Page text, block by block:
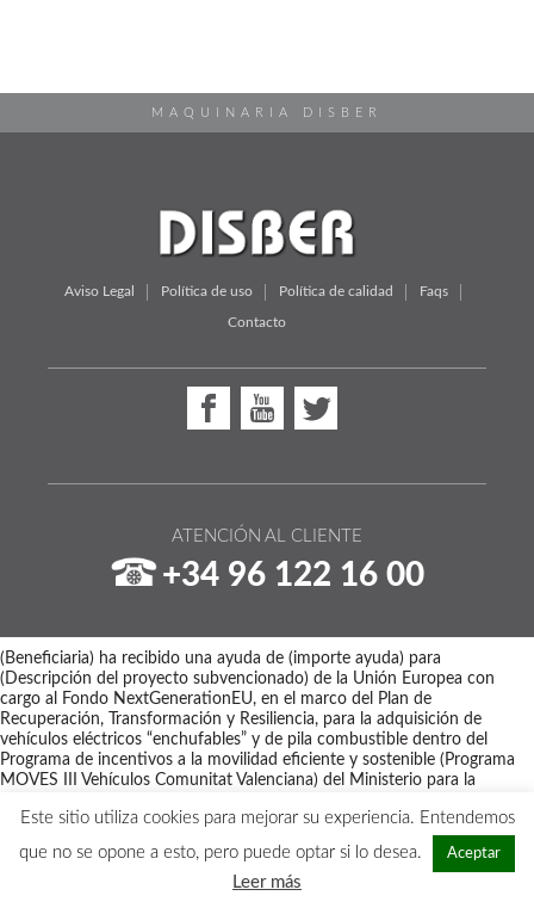
MAQUINARIA DISBER
Aviso Legal Política de uso Política de calidad Faqs
Contacto
ATENCIÓN AL CLIENTE
+34 96 122 16 00
(Beneficiaria) ha recibido una ayuda de (importe ayuda) para
(Descripción del proyecto subvencionado) de la Unión Europea con
cargo al Fondo NextGenerationEU, en el marco del Plan de
Recuperación, Transformación y Resiliencia, para la adquisición de
vehículos eléctricos “enchufables” y de pila combustible dentro del
Programa de incentivos a la movilidad eficiente y sostenible (Programa
MOVES III Vehículos Comunitat Valenciana) del Ministerio para la
gestionado por el Instituto Valenciano de Competitividad Empresarial
Copyright © 2026 - Maquinaria Disber
Este sitio utiliza cookies para mejorar su experiencia. Entendemos
que no se opone a esto, pero puede optar si lo desea.
Aceptar
Leer más